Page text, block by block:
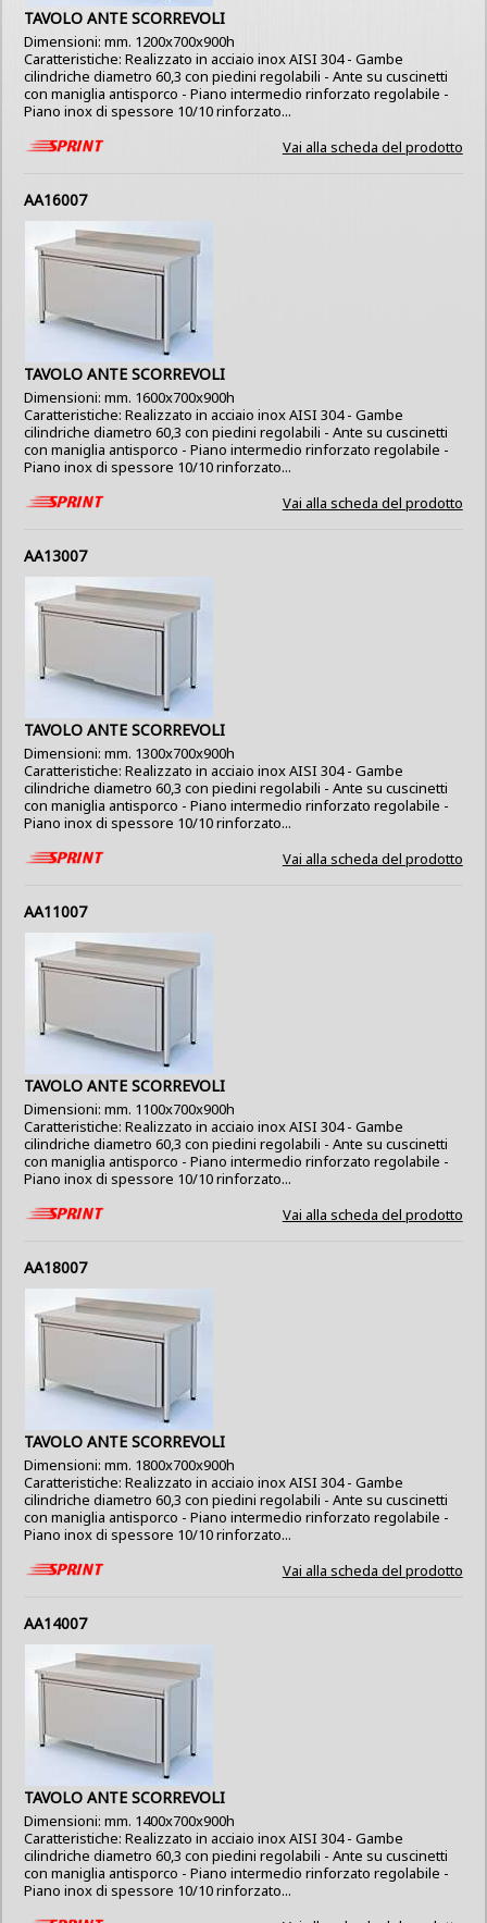
TAVOLO ANTE SCORREVOLI
Dimensioni: mm. 1200x700x900h
Caratteristiche: Realizzato in acciaio inox AISI 304 - Gambe
cilindriche diametro 60,3 con piedini regolabili - Ante su cuscinetti
con maniglia antisporco - Piano intermedio rinforzato regolabile -
Piano inox di spessore 10/10 rinforzato...
Vai alla scheda del prodotto
AA16007
TAVOLO ANTE SCORREVOLI
Dimensioni: mm. 1600x700x900h
Caratteristiche: Realizzato in acciaio inox AISI 304 - Gambe
cilindriche diametro 60,3 con piedini regolabili - Ante su cuscinetti
con maniglia antisporco - Piano intermedio rinforzato regolabile -
Piano inox di spessore 10/10 rinforzato...
Vai alla scheda del prodotto
AA13007
TAVOLO ANTE SCORREVOLI
Dimensioni: mm. 1300x700x900h
Caratteristiche: Realizzato in acciaio inox AISI 304 - Gambe
cilindriche diametro 60,3 con piedini regolabili - Ante su cuscinetti
con maniglia antisporco - Piano intermedio rinforzato regolabile -
Piano inox di spessore 10/10 rinforzato...
Vai alla scheda del prodotto
AA11007
TAVOLO ANTE SCORREVOLI
Dimensioni: mm. 1100x700x900h
Caratteristiche: Realizzato in acciaio inox AISI 304 - Gambe
cilindriche diametro 60,3 con piedini regolabili - Ante su cuscinetti
con maniglia antisporco - Piano intermedio rinforzato regolabile -
Piano inox di spessore 10/10 rinforzato...
Vai alla scheda del prodotto
AA18007
TAVOLO ANTE SCORREVOLI
Dimensioni: mm. 1800x700x900h
Caratteristiche: Realizzato in acciaio inox AISI 304 - Gambe
cilindriche diametro 60,3 con piedini regolabili - Ante su cuscinetti
con maniglia antisporco - Piano intermedio rinforzato regolabile -
Piano inox di spessore 10/10 rinforzato...
Vai alla scheda del prodotto
AA14007
TAVOLO ANTE SCORREVOLI
Dimensioni: mm. 1400x700x900h
Caratteristiche: Realizzato in acciaio inox AISI 304 - Gambe
cilindriche diametro 60,3 con piedini regolabili - Ante su cuscinetti
con maniglia antisporco - Piano intermedio rinforzato regolabile -
Piano inox di spessore 10/10 rinforzato...